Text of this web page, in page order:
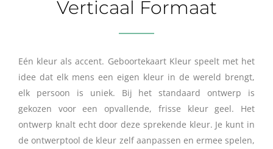
Verticaal Formaat
Eén kleur als accent. Geboortekaart Kleur speelt met het
idee dat elk mens een eigen kleur in de wereld brengt,
elk persoon is uniek. Bij het standaard ontwerp is
gekozen voor een opvallende, frisse kleur geel. Het
ontwerp knalt echt door deze sprekende kleur. Je kunt in
de ontwerptool de kleur zelf aanpassen en ermee spelen,